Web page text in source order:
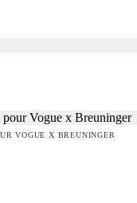
VOGUE X BREUNINGER